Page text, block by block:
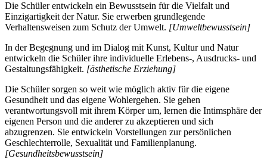
Die Schüler entwickeln ein Bewusstsein für die Vielfalt und
Einzigartigkeit der Natur. Sie erwerben grundlegende
Verhaltensweisen zum Schutz der Umwelt. [Umweltbewusstsein]
In der Begegnung und im Dialog mit Kunst, Kultur und Natur
entwickeln die Schüler ihre individuelle Erlebens-, Ausdrucks- und
Gestaltungsfähigkeit. [ästhetische Erziehung]
Die Schüler sorgen so weit wie möglich aktiv für die eigene
Gesundheit und das eigene Wohlergehen. Sie gehen
verantwortungsvoll mit ihrem Körper um, lernen die Intimsphäre der
eigenen Person und die anderer zu akzeptieren und sich
abzugrenzen. Sie entwickeln Vorstellungen zur persönlichen
Geschlechterrolle, Sexualität und Familienplanung.
[Gesundheitsbewusstsein]